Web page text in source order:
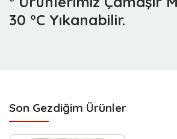
30 °C Yıkanabilir.
Son Gezdiğim Ürünler